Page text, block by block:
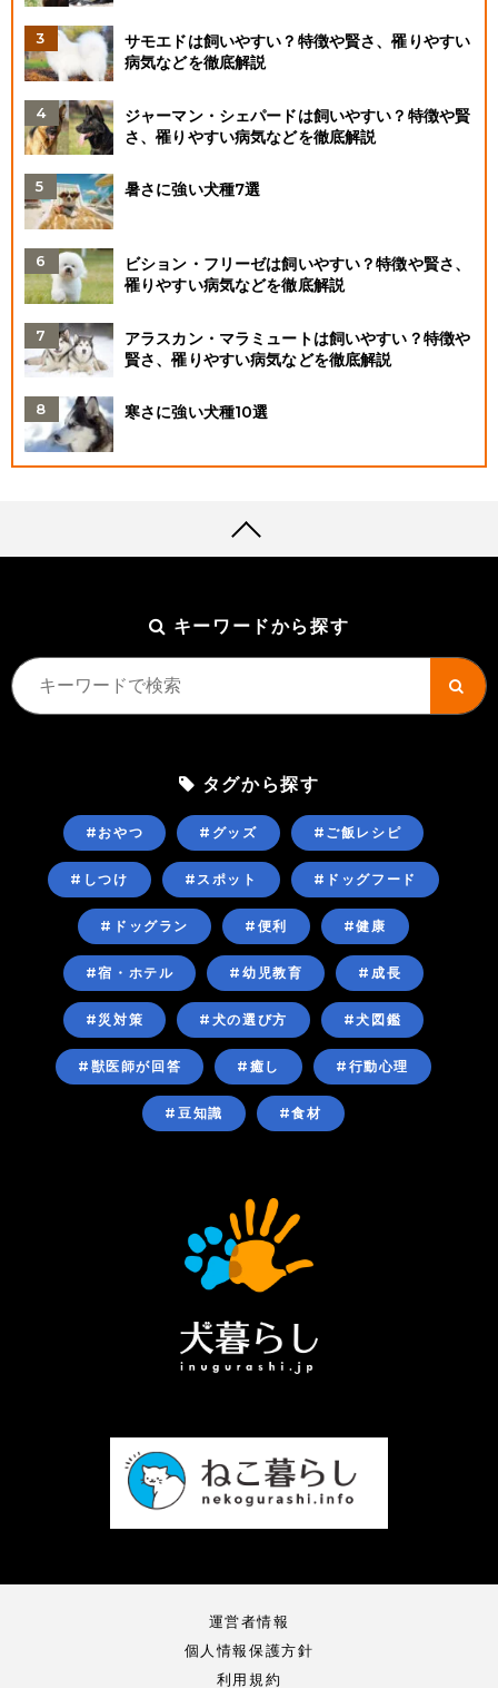
サモエドは飼いやすい？特徴や賢さ、罹りやすい
病気などを徹底解説
ジャーマン・シェパードは飼いやすい？特徴や賢
さ、罹りやすい病気などを徹底解説
暑さに強い犬種7選
ビション・フリーゼは飼いやすい？特徴や賢さ、
罹りやすい病気などを徹底解説
アラスカン・マラミュートは飼いやすい？特徴や
賢さ、罹りやすい病気などを徹底解説
寒さに強い犬種10選
キーワードから探す
タグから探す
#おやつ #グッズ #ご飯レシピ
#しつけ #スポット #ドッグフード
#ドッグラン #便利 #健康
#宿・ホテル #幼児教育 #成長
#災対策 #犬の選び方 #犬図鑑
#獣医師が回答 #癒し #行動心理
#豆知識 #食材
運営者情報
個人情報保護方針
利用規約